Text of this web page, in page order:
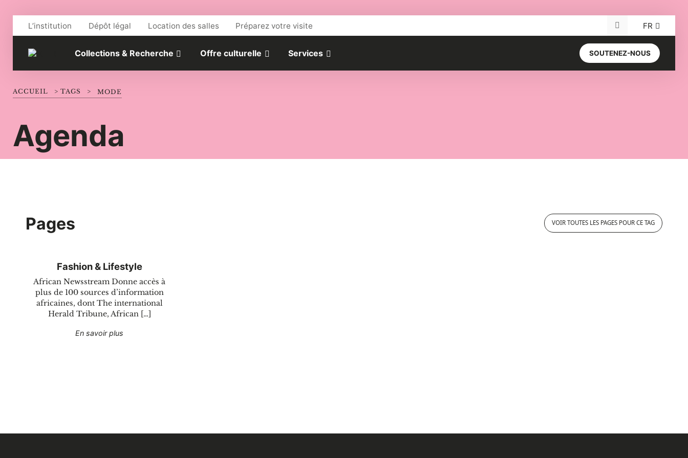
L’institution Dépôt légal Location des salles Préparez votre visite Recherche pour :
FR
Collections & Recherche Offre culturelle Services SOUTENEZ-NOUS
Agenda
ACCUEIL > TAGS > MODE
Pages
Fashion & Lifestyle
African Newsstream Donne accès à
plus de 100 sources d’information
africaines, dont The international
Herald Tribune, African […]
En savoir plus
VOIR TOUTES LES PAGES POUR CE TAG